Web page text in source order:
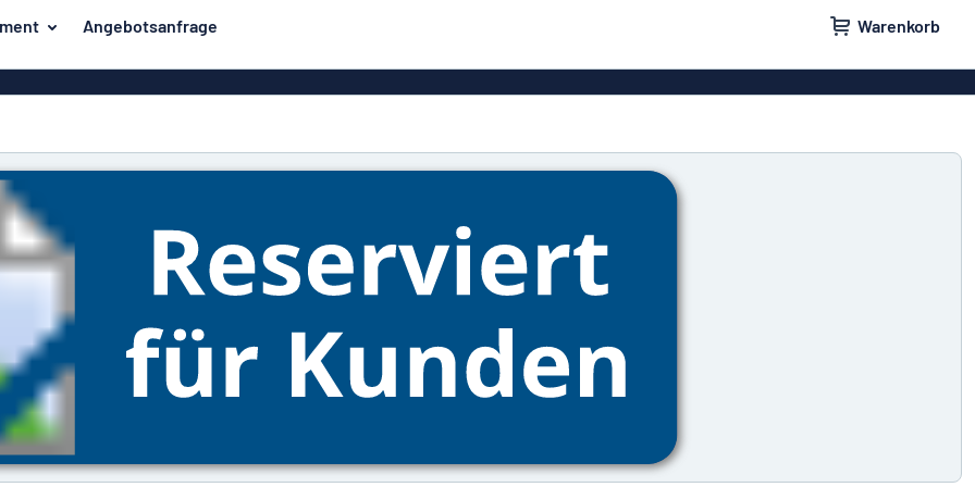
Angebotsanfrage Warenkorb
PVC-Schilder
Klebebuchstaben
Aluminiumschilder im
Eloxierte
Aluminiumschilder
Hausschilder Türschilder
Parkplatzschilder
Magnetschilder
Klingelschilder